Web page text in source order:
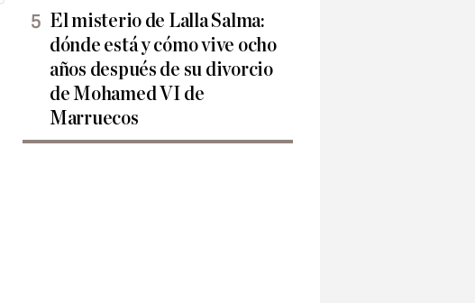
El misterio de Lalla Salma:
dónde está y cómo vive ocho
años después de su divorcio
de Mohamed VI de
Marruecos